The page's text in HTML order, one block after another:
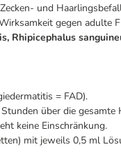
und
gegen adulte
Rhipicephalus
= FAD).
über die gesamte
keine Einschränkung.
mit jeweils 0,5 ml